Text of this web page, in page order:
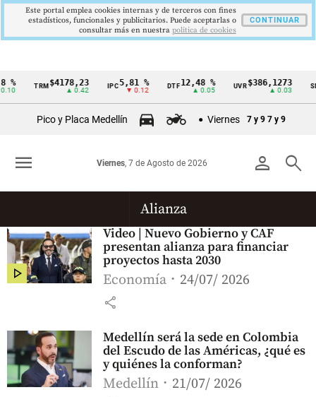
Cintillo
Colombia
TRM$4178,23
▲ 0.42
IPC5,81 %
▼ 0.12
DTF12,48 %
▲ 0.05
UVR$386,1273
▲ 0.03
Pico y Placa Medellín Viernes 7 y 9 7 y 9
person search
Viernes, 7 de Agosto de 2026
menu
Alianza
Video | Nuevo Gobierno y CAF
presentan alianza para financiar
proyectos hasta 2030
Economía 24/07/ 2026
share
Medellín será la sede en Colombia
del Escudo de las Américas, ¿qué es
y quiénes la conforman?
Medellín 21/07/ 2026
Este portal emplea cookies internas y de terceros con fines
estadísticos, funcionales y publicitarios. Puede aceptarlas o
consultar más en nuestra politica de cookies
CONTINUAR